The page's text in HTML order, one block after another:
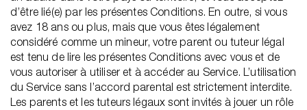
d’être lié(e) par les présentes Conditions. En outre, si vous
avez 18 ans ou plus, mais que vous êtes légalement
considéré comme un mineur, votre parent ou tuteur légal
est tenu de lire les présentes Conditions avec vous et de
vous autoriser à utiliser et à accéder au Service. L’utilisation
du Service sans l’accord parental est strictement interdite.
Les parents et les tuteurs légaux sont invités à jouer un rôle